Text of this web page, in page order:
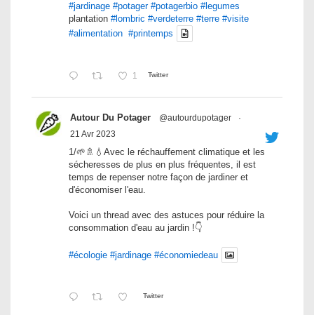
#jardinage #potager #potagerbio #legumes
plantation #lombric #verdeterre #terre #visite
#alimentation #printemps
1 Twitter
Autour Du Potager @autourdupotager
·
21 Avr 2023
1/🌱🚿💧Avec le réchauffement climatique et les
sécheresses de plus en plus fréquentes, il est
temps de repenser notre façon de jardiner et
d'économiser l'eau.
Voici un thread avec des astuces pour réduire la
consommation d'eau au jardin !👇
#écologie #jardinage #économiedeau
Twitter